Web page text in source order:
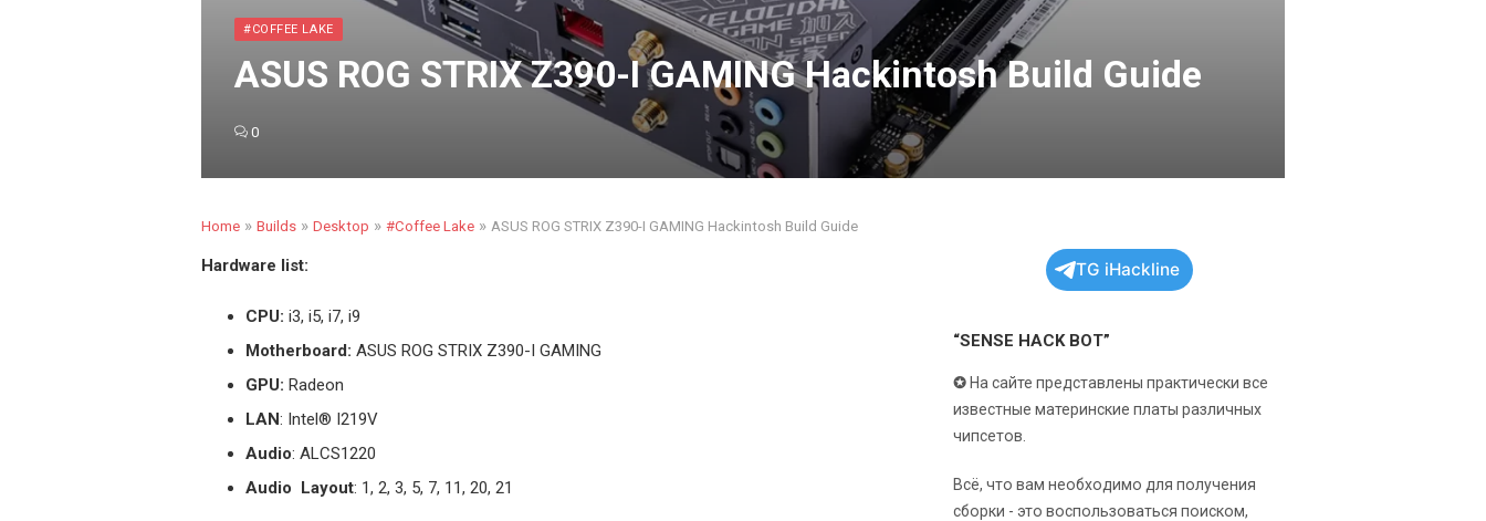
#COFFEE LAKE
ASUS ROG STRIX Z390-I GAMING Hackintosh Build Guide
0
Home » Builds » Desktop » #Coffee Lake » ASUS ROG STRIX Z390-I GAMING Hackintosh Build Guide
Hardware list:
CPU: i3, i5, i7, i9
Motherboard: ASUS ROG STRIX Z390-I GAMING
GPU: Radeon
LAN: Intel® I219V
Audio: ALCS1220
Audio Layout: 1, 2, 3, 5, 7, 11, 20, 21
TG iHackline
“SENSE HACK BOT”
✪ На сайте представлены практически все
известные материнские платы различных
чипсетов.
Всё, что вам необходимо для получения
сборки - это воспользоваться поиском,